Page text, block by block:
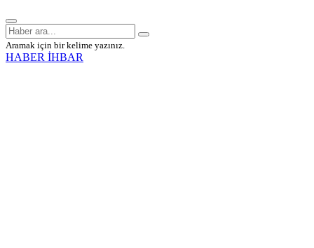
Aramak için bir kelime yazınız.
HABER İHBAR